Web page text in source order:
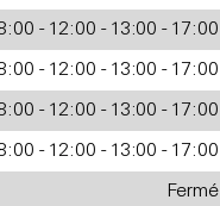
- 12:00 - 13:00 - 17:00
- 12:00 - 13:00 - 17:00
- 12:00 - 13:00 - 17:00
- 12:00 - 13:00 - 17:00
Fermé